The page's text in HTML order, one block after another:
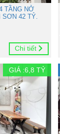
TẦNG NỞ
42 TỶ.
Chi tiết
GIÁ :6,8 TỶ